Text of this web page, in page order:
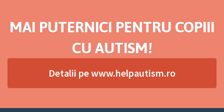
MAI PUTERNICI PENTRU COPIII
CU AUTISM!
Detalii pe www.helpautism.ro